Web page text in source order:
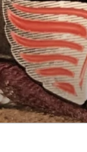
コ
ン
テ
ツ
へ
ス
キ
ッ